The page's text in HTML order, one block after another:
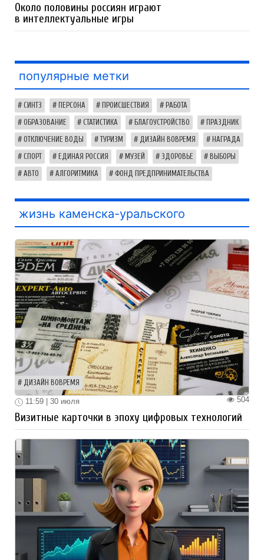
Около половины россиян играют
в интеллектуальные игры
популярные метки
СИНТЗ ПЕРСОНА ПРОИСШЕСТВИЯ РАБОТА
ОБРАЗОВАНИЕ СТАТИСТИКА БЛАГОУСТРОЙСТВО ПРАЗДНИК
ОТКЛЮЧЕНИЕ ВОДЫ ТУРИЗМ ДИЗАЙН ВОВРЕМЯ НАГРАДА
СПОРТ ЕДИНАЯ РОССИЯ МУЗЕЙ ЗДОРОВЬЕ ВЫБОРЫ
АВТО АЛГОРИТМИКА ФОНД ПРЕДПРИНИМАТЕЛЬСТВА
жизнь каменска-уральского
ДИЗАЙН ВОВРЕМЯ
504
11:59 | 30 июля
Визитные карточки в эпоху цифровых технологий